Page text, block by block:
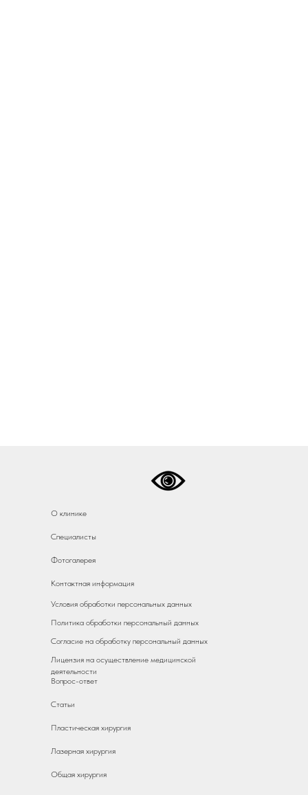
О клинике
Специалисты
Фотогалерея
Контактная информация
Согласие на обработку персональный данных
Политика обработки персональный данных
Условия обработки персональных данных
Вопрос-ответ
Статьи
Лицензия на осуществление медицинской
деятельности
Пластическая хирургия
Лазерная хирургия
Общая хирургия